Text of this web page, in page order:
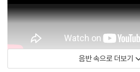
음반 속으로 더보기